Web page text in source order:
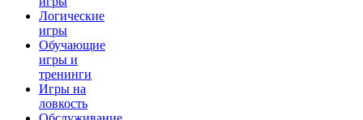
Логические
игры
Обучающие
игры и
тренинги
Игры на
ловкость